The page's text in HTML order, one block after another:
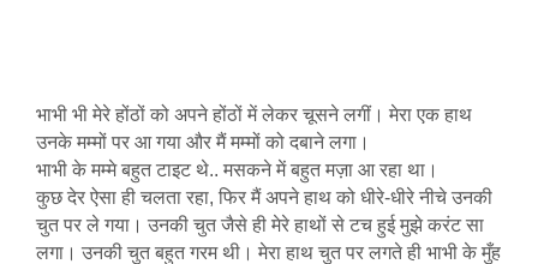
भाभी भी मेरे होंठों को अपने होंठों में लेकर चूसने लगीं। मेरा एक हाथ
उनके मम्मों पर आ गया और मैं मम्मों को दबाने लगा।
भाभी के मम्मे बहुत टाइट थे.. मसकने में बहुत मज़ा आ रहा था।
कुछ देर ऐसा ही चलता रहा, फिर मैं अपने हाथ को धीरे-धीरे नीचे उनकी
चुत पर ले गया। उनकी चुत जैसे ही मेरे हाथों से टच हुई मुझे करंट सा
लगा। उनकी चुत बहुत गरम थी। मेरा हाथ चुत पर लगते ही भाभी के मुँह